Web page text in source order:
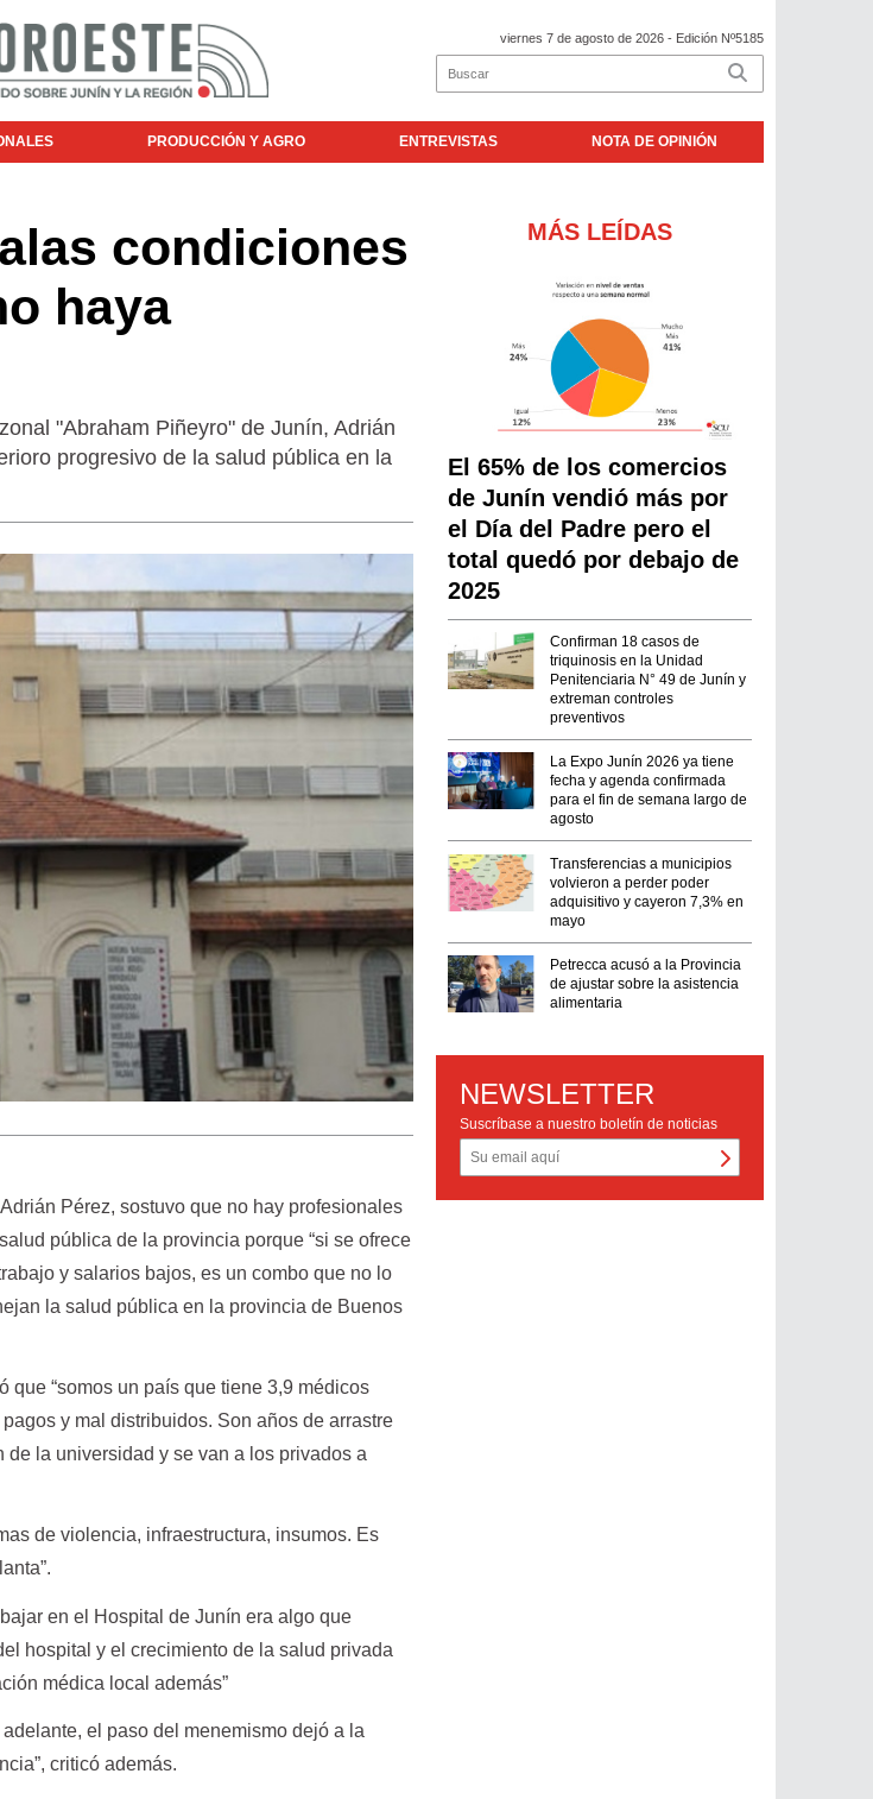
viernes 7 de agosto de 2026 - Edición Nº5185
PRODUCCIÓN Y AGRO ENTREVISTAS NOTA DE OPINIÓN
condiciones
haya
"Abraham Piñeyro" de Junín, Adrián
progresivo de la salud pública en la
Pérez, sostuvo que no hay profesionales
pública de la provincia porque “si se ofrece
y salarios bajos, es un combo que no lo
la salud pública en la provincia de Buenos
que “somos un país que tiene 3,9 médicos
y mal distribuidos. Son años de arrastre
la universidad y se van a los privados a
de violencia, infraestructura, insumos. Es
en el Hospital de Junín era algo que
hospital y el crecimiento de la salud privada
médica local además”
el paso del menemismo dejó a la
criticó además.
MÁS LEÍDAS
El 65% de los comercios
de Junín vendió más por
el Día del Padre pero el
total quedó por debajo de
2025
Confirman 18 casos de
triquinosis en la Unidad
Penitenciaria N° 49 de Junín y
extreman controles
preventivos
La Expo Junín 2026 ya tiene
fecha y agenda confirmada
para el fin de semana largo de
agosto
Transferencias a municipios
volvieron a perder poder
adquisitivo y cayeron 7,3% en
mayo
Petrecca acusó a la Provincia
de ajustar sobre la asistencia
alimentaria
NEWSLETTER
Suscríbase a nuestro boletín de noticias